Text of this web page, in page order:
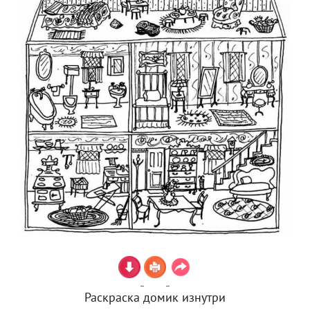
Раскраска домик изнутри